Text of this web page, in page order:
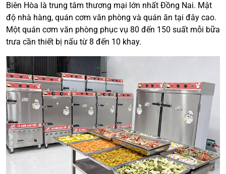
Biên Hòa là trung tâm thương mại lớn nhất Đồng Nai. Mật
độ nhà hàng, quán cơm văn phòng và quán ăn tại đây cao.
Một quán cơm văn phòng phục vụ 80 đến 150 suất mỗi bữa
trưa cần thiết bị nấu từ 8 đến 10 khay.